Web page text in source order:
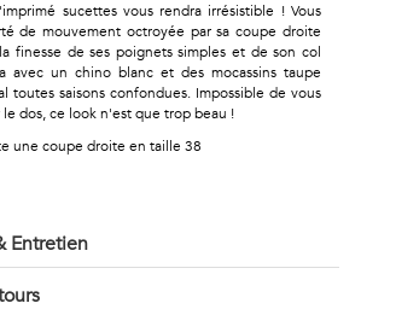
sucettes vous rendra irrésistible ! Vous
de mouvement octroyée par sa coupe droite
finesse de ses poignets simples et de son col
avec un chino blanc et des mocassins taupe
toutes saisons confondues. Impossible de vous
le dos, ce look n'est que trop beau !
une coupe droite en taille 38
Entretien